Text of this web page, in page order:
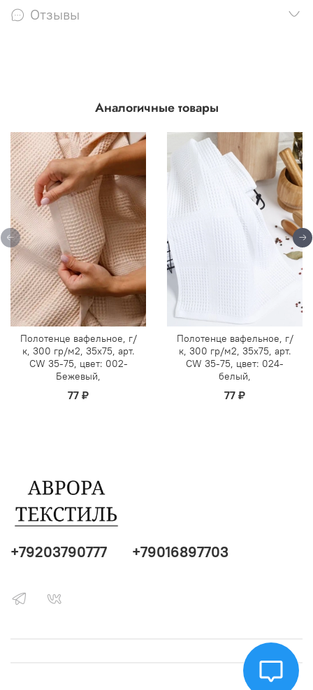
Отзывы
Аналогичные товары
Полотенце вафельное, г/
к, 300 гр/м2, 35х75, арт.
CW 35-75, цвет: 002-
Бежевый,
77 ₽
Полотенце вафельное, г/
к, 300 гр/м2, 35х75, арт.
CW 35-75, цвет: 024-
белый,
77 ₽
+79203790777 +79016897703